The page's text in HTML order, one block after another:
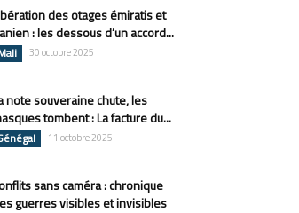
des otages émiratis et
: les dessous d’un accord...
30 octobre 2025
note souveraine chute, les
tombent : La facture du...
11 octobre 2025
sans caméra : chronique
guerres visibles et invisibles